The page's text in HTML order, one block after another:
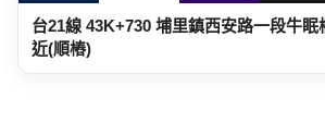
台21線 43K+730 埔里鎮西安路一段牛
近(順樁)